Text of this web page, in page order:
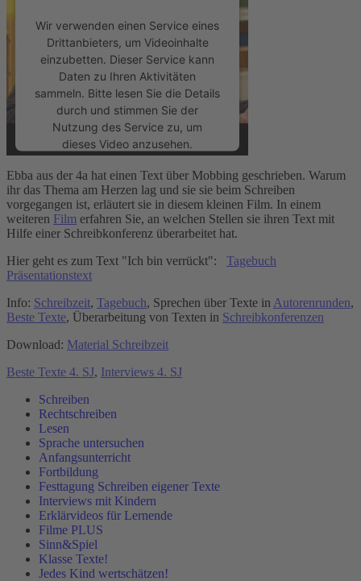
Wir verwenden einen Service eines
Drittanbieters, um Videoinhalte
einzubetten. Dieser Service kann
Daten zu Ihren Aktivitäten
sammeln. Bitte lesen Sie die Details
durch und stimmen Sie der
Nutzung des Service zu, um
dieses Video anzusehen.
Mehr Informationen
Akzeptieren
powered byUsercentrics Consent
Management Platform
Ebba aus der 4a hat einen Text über Mobbing geschrieben. Warum
ihr das Thema am Herzen lag und sie sie beim Schreiben
vorgegangen ist, erläutert sie in diesem kleinen Film. In einem
weiteren Film erfahren Sie, an welchen Stellen sie ihren Text mit
Hilfe einer Schreibkonferenz überarbeitet hat.
Hier geht es zum Text "Ich bin verrückt": Tagebuch
Präsentationstext
Info: Schreibzeit, Tagebuch, Sprechen über Texte in Autorenrunden,
Beste Texte, Überarbeitung von Texten in Schreibkonferenzen
Download: Material Schreibzeit
Beste Texte 4. SJ, Interviews 4. SJ
Schreiben
Rechtschreiben
Lesen
Sprache untersuchen
Anfangsunterricht
Fortbildung
Festtagung Schreiben eigener Texte
Interviews mit Kindern
Erklärvideos für Lernende
Filme PLUS
Sinn&Spiel
Klasse Texte!
Jedes Kind wertschätzen!